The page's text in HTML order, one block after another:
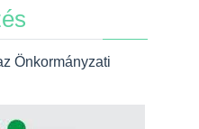
Önkormányzati